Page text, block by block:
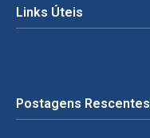
Links Úteis
Postagens Rescentes